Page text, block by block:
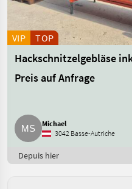
VIP TOP
Hackschnitzelgebläse
Preis auf Anfrage
Michael
3042 Basse-Autriche
Depuis hier